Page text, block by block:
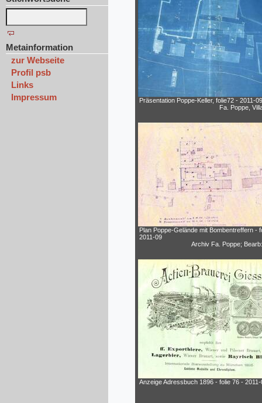
Metainformation
zur Webseite
Profil psb
Links
Impressum
Präsentation Poppe-Keller, folie72 - 2011-09
Fa. Poppe,
Plan Poppe-Gelände mit Bombentreffern -
2011-09
Archiv Fa. Poppe;
Anzeige Adressbuch 1896 - folie 76 - 2011-